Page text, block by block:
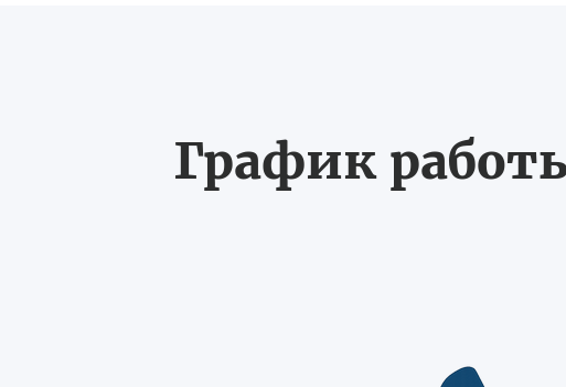
График